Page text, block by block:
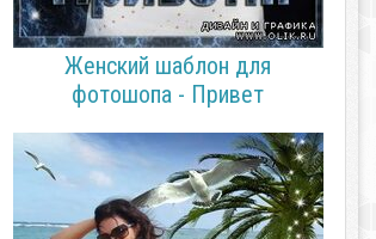
Женский шаблон для
фотошопа - Привет